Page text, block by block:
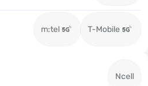
m:tel T-Mobile
Ncell